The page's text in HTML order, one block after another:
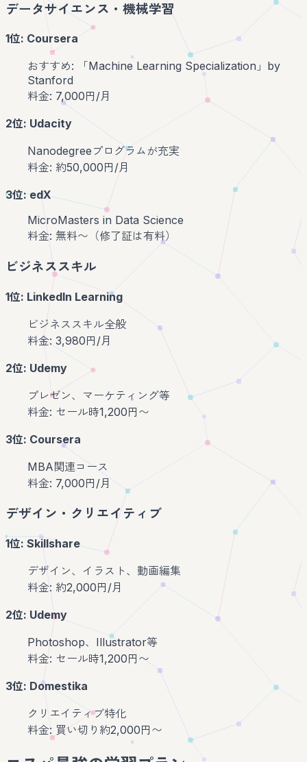
データサイエンス・機械学習
1位: Coursera
おすすめ: 「Machine Learning Specialization」by
Stanford
料金: 7,000円/月
2位: Udacity
Nanodegreeプログラムが充実
料金: 約50,000円/月
3位: edX
MicroMasters in Data Science
料金: 無料〜（修了証は有料）
ビジネススキル
1位: LinkedIn Learning
ビジネススキル全般
料金: 3,980円/月
2位: Udemy
プレゼン、マーケティング等
料金: セール時1,200円〜
3位: Coursera
MBA関連コース
料金: 7,000円/月
デザイン・クリエイティブ
1位: Skillshare
デザイン、イラスト、動画編集
料金: 約2,000円/月
2位: Udemy
Photoshop、Illustrator等
料金: セール時1,200円〜
3位: Domestika
クリエイティブ特化
料金: 買い切り約2,000円〜